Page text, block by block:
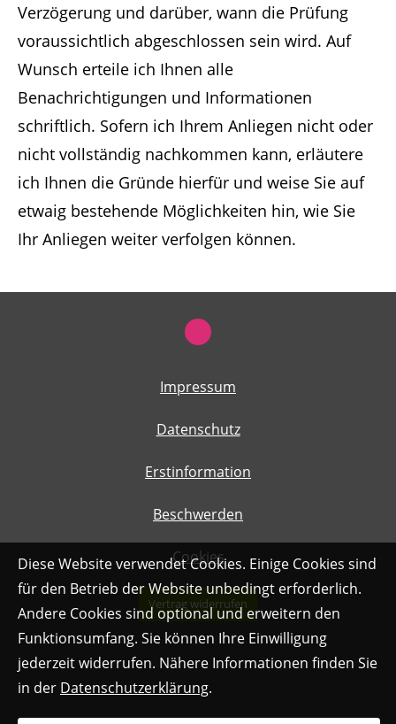
Verzögerung und darüber, wann die Prüfung
voraussichtlich abgeschlossen sein wird. Auf
Wunsch erteile ich Ihnen alle
Benachrichtigungen und Informationen
schriftlich. Sofern ich Ihrem Anliegen nicht oder
nicht vollständig nachkommen kann, erläutere
ich Ihnen die Gründe hierfür und weise Sie auf
etwaig bestehende Möglichkeiten hin, wie Sie
Ihr Anliegen weiter verfolgen können.
Impressum
Datenschutz
Erstinformation
Beschwerden
Cookies
Vertrag widerrufen
Diese Website verwendet Cookies. Einige Cookies sind
für den Betrieb der Website unbedingt erforderlich.
Andere Cookies sind optional und erweitern den
Funktionsumfang. Sie können Ihre Einwilligung
jederzeit widerrufen. Nähere Informationen finden Sie
in der Datenschutzerklärung.